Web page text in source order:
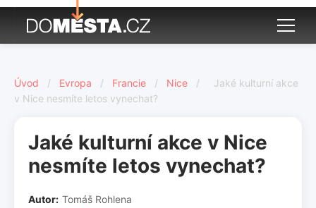
Úvod / Evropa / Francie / Nice /
Jaké kulturní akce
v Nice nesmíte letos vynechat?
Jaké kulturní akce v Nice
nesmíte letos vynechat?
Autor: Tomáš Rohlena